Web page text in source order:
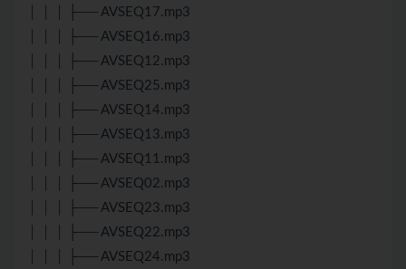
│ │ │ ├── AVSEQ17.mp3
│ │ │ ├── AVSEQ16.mp3
│ │ │ ├── AVSEQ12.mp3
│ │ │ ├── AVSEQ25.mp3
│ │ │ ├── AVSEQ14.mp3
│ │ │ ├── AVSEQ13.mp3
│ │ │ ├── AVSEQ11.mp3
│ │ │ ├── AVSEQ02.mp3
│ │ │ ├── AVSEQ23.mp3
│ │ │ ├── AVSEQ22.mp3
│ │ │ ├── AVSEQ24.mp3